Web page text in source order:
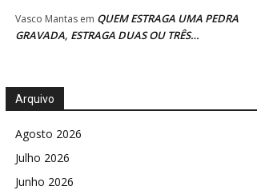
Vasco Mantas em QUEM ESTRAGA UMA PEDRA
GRAVADA, ESTRAGA DUAS OU TRÊS…
Arquivo
Agosto 2026
Julho 2026
Junho 2026